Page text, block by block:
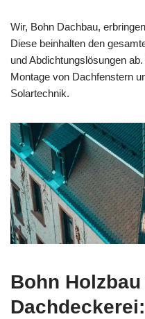
Wir, Bohn Dachbau,
Diese beinhalten den
und Abdichtungslösungen
Montage von Dachfenstern
Solartechnik.
Bohn